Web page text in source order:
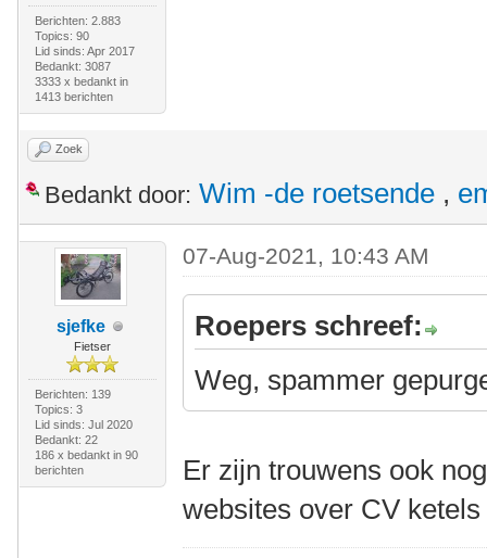
Berichten: 2.883
Topics: 90
Lid sinds: Apr 2017
Bedankt: 3087
3333 x bedankt in
1413 berichten
Zoek
Bedankt door: Wim -de roetsende ,
sjefke
Fietser
Berichten: 139
Topics: 3
Lid sinds: Jul 2020
Bedankt: 22
186 x bedankt in 90
berichten
07-Aug-2021, 10:43 AM
Roepers schreef:
Weg, spammer
Er zijn trouwens ook
websites over CV